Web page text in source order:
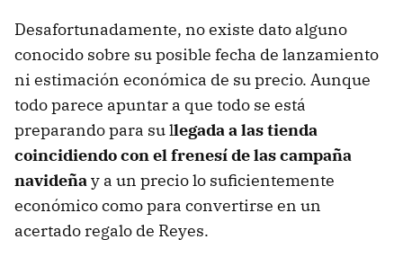
Desafortunadamente, no existe dato alguno
conocido sobre su posible fecha de lanzamiento
ni estimación económica de su precio. Aunque
todo parece apuntar a que todo se está
preparando para su llegada a las tienda
coincidiendo con el frenesí de las campaña
navideñay a un precio lo suficientemente
económico como para convertirse en un
acertado regalo de Reyes.